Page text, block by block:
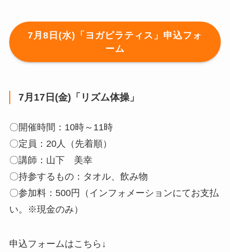
7月8日(水)「ヨガピラティス」申込フォ
ーム
7月17日(金)「リズム体操」
〇開催時間：10時～11時
〇定員：20人（先着順）
〇講師：山下 美幸
〇持参するもの：タオル、飲み物
〇参加料：500円（インフォメーションにてお支払
い。※現金のみ）
申込フォームはこちら↓